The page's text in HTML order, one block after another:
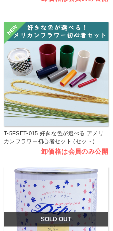
NEW
T-5FSET-015 好きな色が選べる アメリ
カンフラワー初心者セット (セット)
卸価格は会員のみ公開
SOLD OUT